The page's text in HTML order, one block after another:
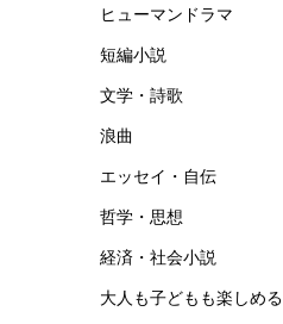
ヒューマンドラマ
短編小説
文学・詩歌
浪曲
エッセイ・自伝
哲学・思想
経済・社会小説
大人も子どもも楽しめる